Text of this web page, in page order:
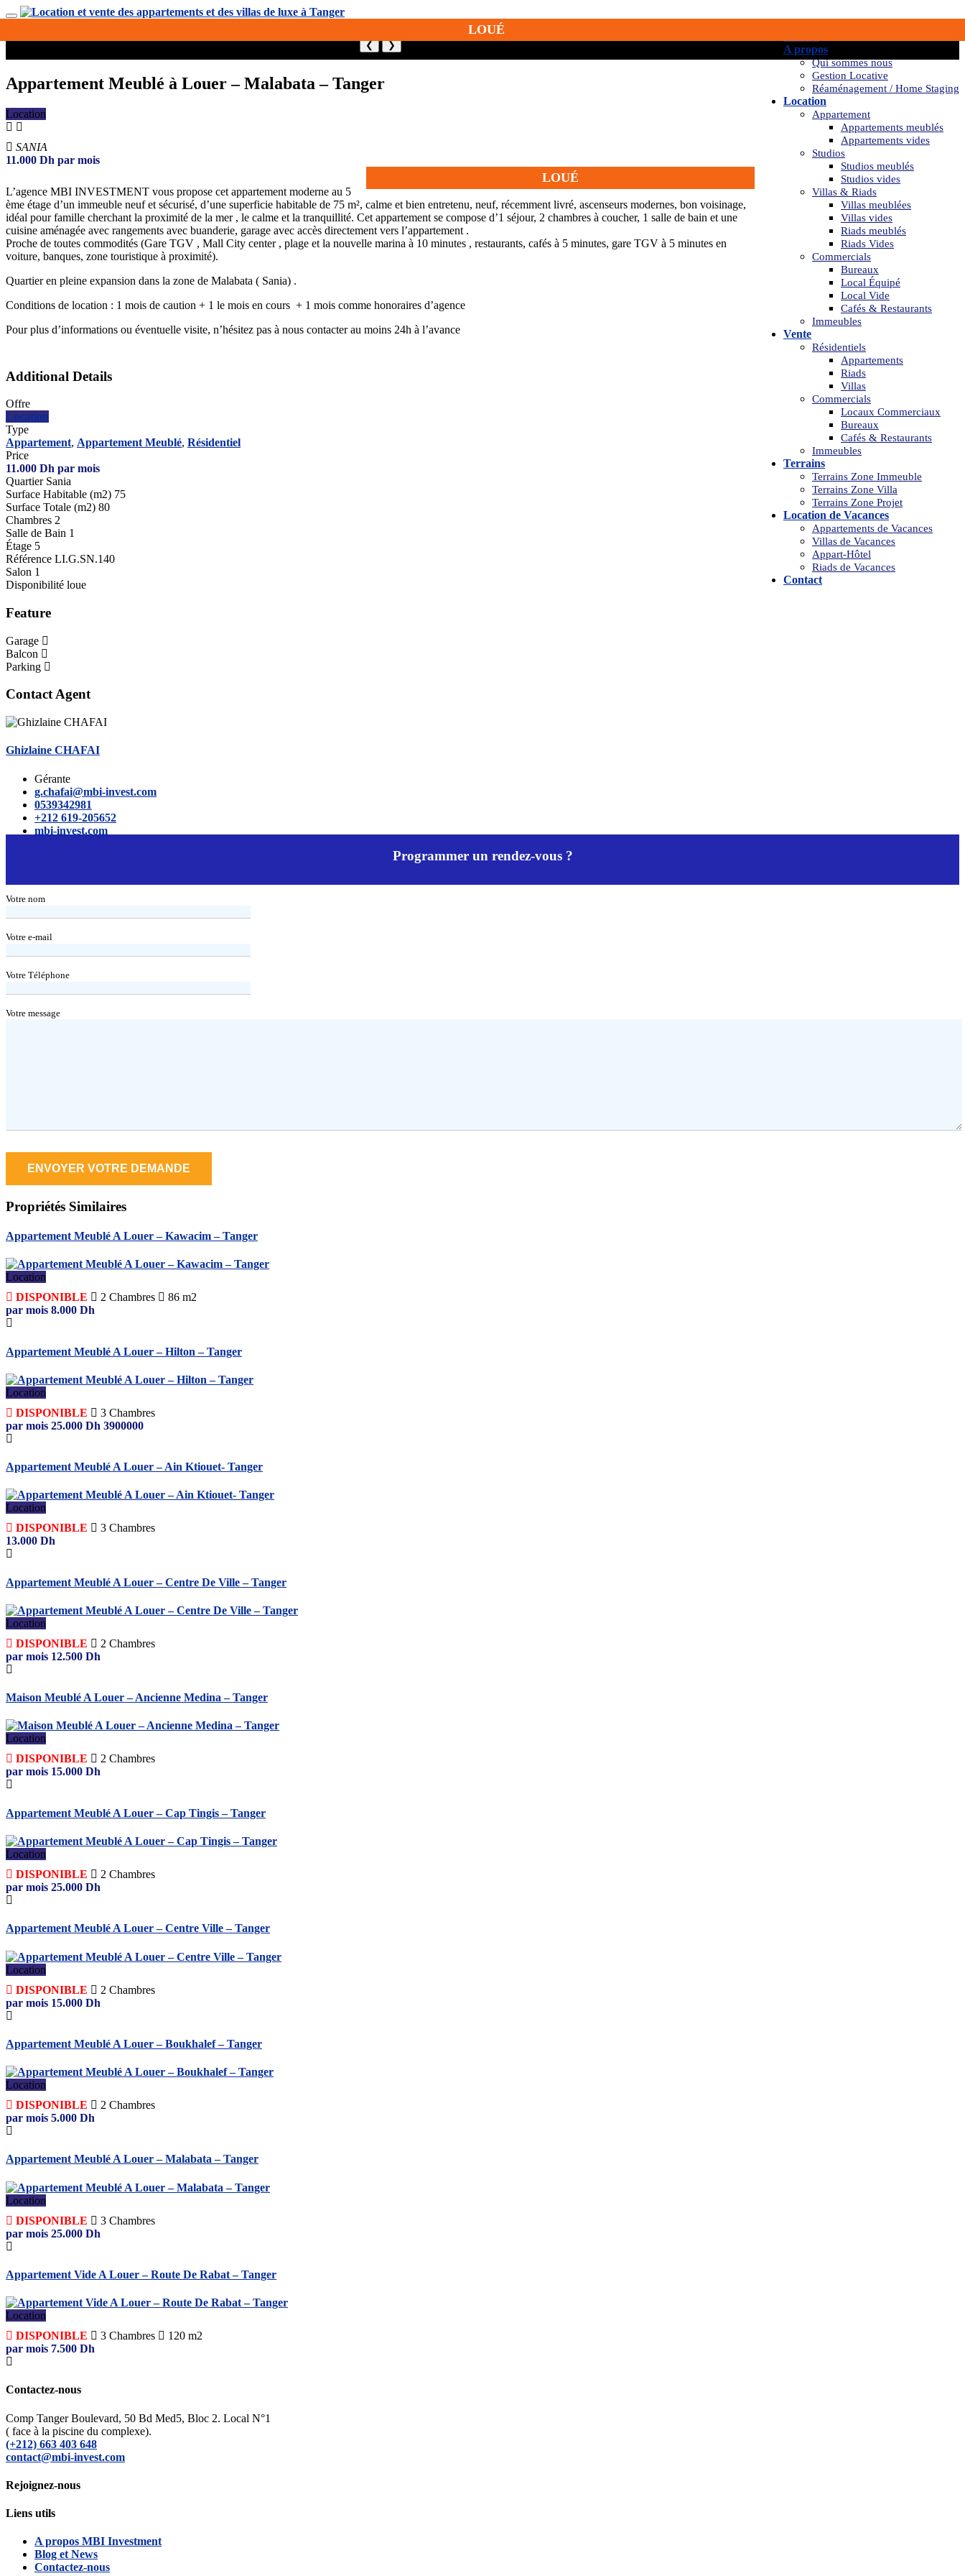
A propos
Qui sommes nous
Gestion Locative
Réaménagement / Home Staging
Location
Appartement
Appartements meublés
Appartements vides
Studios
Studios meublés
Studios vides
Villas & Riads
Villas meublées
Villas vides
Riads meublés
Riads Vides
Commercials
Bureaux
Local Équipé
Local Vide
Cafés & Restaurants
Immeubles
Vente
Résidentiels
Appartements
Riads
Villas
Commercials
Locaux Commerciaux
Bureaux
Cafés & Restaurants
Immeubles
Terrains
Terrains Zone Immeuble
Terrains Zone Villa
Terrains Zone Projet
Location de Vacances
Appartements de Vacances
Villas de Vacances
Appart-Hôtel
Riads de Vacances
Contact
LOUÉ
❮ ❯
Appartement Meublé à Louer – Malabata – Tanger
Location
SANIA
11.000 Dh par mois
LOUÉ
L’agence MBI INVESTMENT vous propose cet appartement moderne au 5
ème étage d’un immeuble neuf et sécurisé, d’une superficie habitable de 75 m², calme et bien entretenu, neuf, récemment livré, ascenseurs modernes, bon voisinage,
idéal pour famille cherchant la proximité de la mer , le calme et la tranquillité. Cet appartement se compose d’1 séjour, 2 chambres à coucher, 1 salle de bain et une
cuisine aménagée avec rangements avec buanderie, garage avec accès directement vers l’appartement .
Proche de toutes commodités (Gare TGV , Mall City center , plage et la nouvelle marina à 10 minutes , restaurants, cafés à 5 minutes, gare TGV à 5 minutes en
voiture, banques, zone touristique à proximité).
Quartier en pleine expansion dans la zone de Malabata ( Sania) .
Conditions de location : 1 mois de caution + 1 le mois en cours + 1 mois comme honoraires d’agence
Pour plus d’informations ou éventuelle visite, n’hésitez pas à nous contacter au moins 24h à l’avance
Additional Details
Offre
Location
Type
Appartement, Appartement Meublé, Résidentiel
Price
11.000 Dh par mois
Quartier Sania
Surface Habitable (m2) 75
Surface Totale (m2) 80
Chambres 2
Salle de Bain 1
Étage 5
Référence LI.G.SN.140
Salon 1
Disponibilité loue
Feature
Garage
Balcon
Parking
Contact Agent
Ghizlaine CHAFAI
Gérante
g.chafai@mbi-invest.com
0539342981
+212 619-205652
mbi-invest.com
Programmer un rendez-vous ?
Votre nom
Votre e-mail
Votre Téléphone
Votre message
Propriétés Similaires
Appartement Meublé A Louer – Kawacim – Tanger
Location
DISPONIBLE
2 Chambres
86 m2
par mois 8.000 Dh
Appartement Meublé A Louer – Hilton – Tanger
Location
DISPONIBLE
3 Chambres
par mois 25.000 Dh 3900000
Appartement Meublé A Louer – Ain Ktiouet- Tanger
Location
DISPONIBLE
3 Chambres
13.000 Dh
Appartement Meublé A Louer – Centre De Ville – Tanger
Location
DISPONIBLE
2 Chambres
par mois 12.500 Dh
Maison Meublé A Louer – Ancienne Medina – Tanger
Location
DISPONIBLE
2 Chambres
par mois 15.000 Dh
Appartement Meublé A Louer – Cap Tingis – Tanger
Location
DISPONIBLE
2 Chambres
par mois 25.000 Dh
Appartement Meublé A Louer – Centre Ville – Tanger
Location
DISPONIBLE
2 Chambres
par mois 15.000 Dh
Appartement Meublé A Louer – Boukhalef – Tanger
Location
DISPONIBLE
2 Chambres
par mois 5.000 Dh
Appartement Meublé A Louer – Malabata – Tanger
Location
DISPONIBLE
3 Chambres
par mois 25.000 Dh
Appartement Vide A Louer – Route De Rabat – Tanger
Location
DISPONIBLE
3 Chambres
120 m2
par mois 7.500 Dh
Contactez-nous
Comp Tanger Boulevard, 50 Bd Med5, Bloc 2. Local N°1
( face à la piscine du complexe).
(+212) 663 403 648
contact@mbi-invest.com
Rejoignez-nous
Liens utils
A propos MBI Investment
Blog et News
Contactez-nous